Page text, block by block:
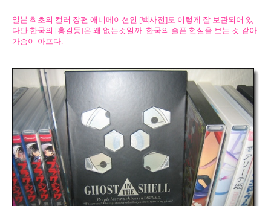
일본 최초의 컬러 장편 애니메이션인 [백사전]도 이렇게 잘 보관되어 있
다만 한국의 [홍길동]은 왜 없는것일까. 한국의 슬픈 현실을 보는 것 같아
가슴이 아프다.